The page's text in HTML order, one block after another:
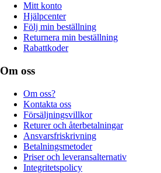
Mitt konto
Hjälpcenter
Följ min beställning
Returnera min beställning
Rabattkoder
Om oss
Om oss?
Kontakta oss
Försäljningsvillkor
Returer och återbetalningar
Ansvarsfriskrivning
Betalningsmetoder
Priser och leveransalternativ
Integritetspolicy